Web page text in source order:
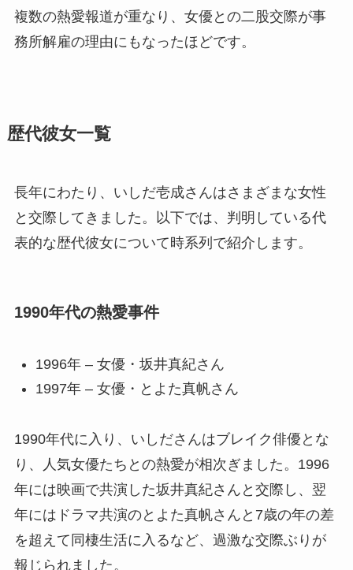
複数の熱愛報道が重なり、女優との二股交際が事
務所解雇の理由にもなったほどです。
歴代彼女一覧
長年にわたり、いしだ壱成さんはさまざまな女性
と交際してきました。以下では、判明している代
表的な歴代彼女について時系列で紹介します。
1990年代の熱愛事件
1996年 – 女優・坂井真紀さん
1997年 – 女優・とよた真帆さん
1990年代に入り、いしださんはブレイク俳優とな
り、人気女優たちとの熱愛が相次ぎました。1996
年には映画で共演した坂井真紀さんと交際し、翌
年にはドラマ共演のとよた真帆さんと7歳の年の差
を超えて同棲生活に入るなど、過激な交際ぶりが
報じられました。